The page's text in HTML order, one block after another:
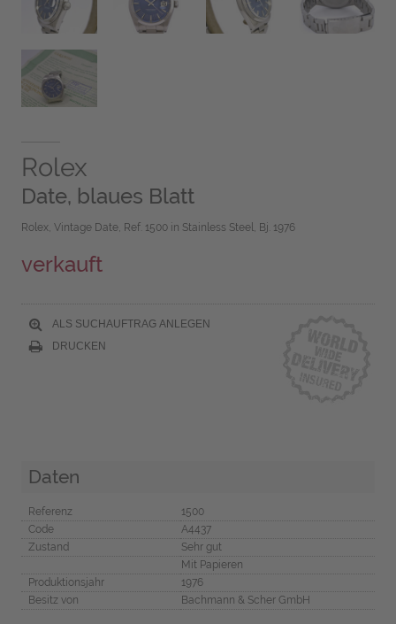
Rolex
Date, blaues Blatt
Rolex, Vintage Date, Ref. 1500 in Stainless Steel, Bj. 1976
verkauft
ALS SUCHAUFTRAG ANLEGEN
DRUCKEN
Daten
Referenz
1500
Code
A4437
Zustand
Sehr gut
Mit Papieren
Produktionsjahr
1976
Besitz von
Bachmann & Scher GmbH